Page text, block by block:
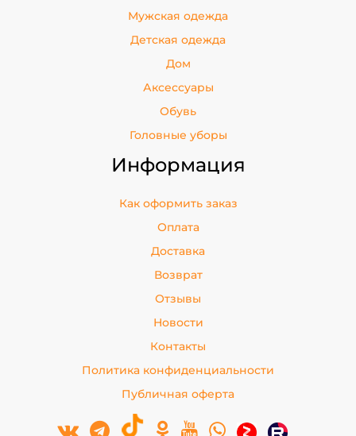
Мужская одежда
Детская одежда
Дом
Аксессуары
Обувь
Головные уборы
Информация
Как оформить заказ
Оплата
Доставка
Возврат
Отзывы
Новости
Контакты
Политика конфиденциальности
Публичная оферта